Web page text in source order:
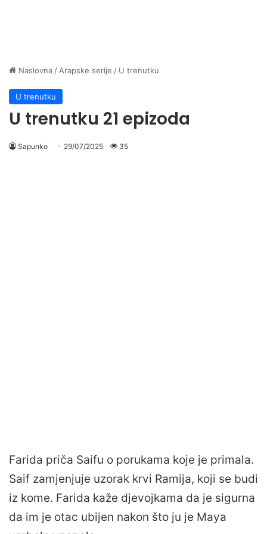
Naslovna / Arapske serije / U trenutku
U trenutku
U trenutku 21 epizoda
Sapunko 29/07/2025 35
Farida priča Saifu o porukama koje je primala.
Saif zamjenjuje uzorak krvi Ramija, koji se budi
iz kome. Farida kaže djevojkama da je sigurna
da im je otac ubijen nakon što ju je Maya